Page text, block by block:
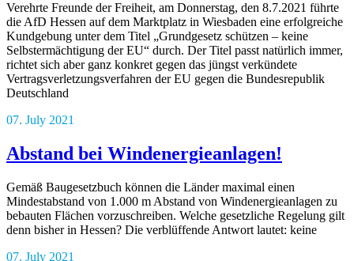
Verehrte Freunde der Freiheit, am Donnerstag, den 8.7.2021 führte
die AfD Hessen auf dem Marktplatz in Wiesbaden eine erfolgreiche
Kundgebung unter dem Titel „Grundgesetz schützen – keine
Selbstermächtigung der EU“ durch. Der Titel passt natürlich immer,
richtet sich aber ganz konkret gegen das jüngst verkündete
Vertragsverletzungsverfahren der EU gegen die Bundesrepublik
Deutschland
07. July 2021
Abstand bei Windenergieanlagen!
Gemäß Baugesetzbuch können die Länder maximal einen
Mindestabstand von 1.000 m Abstand von Windenergieanlagen zu
bebauten Flächen vorzuschreiben. Welche gesetzliche Regelung gilt
denn bisher in Hessen? Die verblüffende Antwort lautet: keine
07. July 2021